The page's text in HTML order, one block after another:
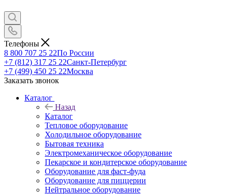
Телефоны
8 800 707 25 22По России
+7 (812) 317 25 22Санкт-Петербург
+7 (499) 450 25 22Москва
Заказать звонок
Каталог
Назад
Каталог
Тепловое оборудование
Холодильное оборудование
Бытовая техника
Электромеханическое оборудование
Пекарское и кондитерское оборудование
Оборудование для фаст-фуда
Оборудование для пиццерии
Нейтральное оборудование